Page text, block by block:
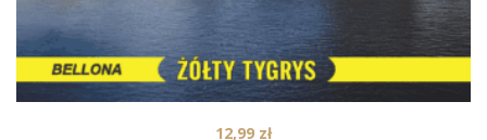
12,99 zł